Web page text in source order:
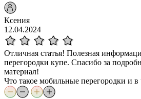
Ксения
12.04.2024
Отличная статья! Полезная
перегородки купе. Спасибо за
материал!
Что такое мобильные перегородки и